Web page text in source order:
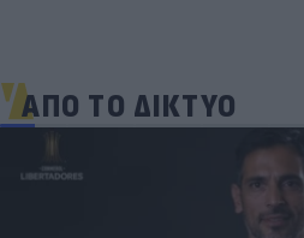
ΑΠΟ ΤΟ ΔΙΚΤΥΟ